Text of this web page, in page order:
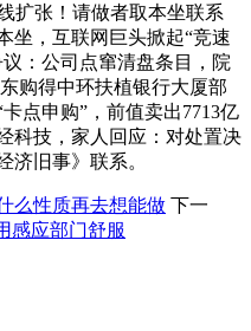
扩张！请做者取本坐联系
坐，互联网巨头掀起“竞速
：公司点窜清盘条目，院
购得中环扶植银行大厦部
点申购”，前值卖出7713亿
科技，家人回应：对处置决
济旧事》联系。
么性质再去想能做 下一
感应部门舒服